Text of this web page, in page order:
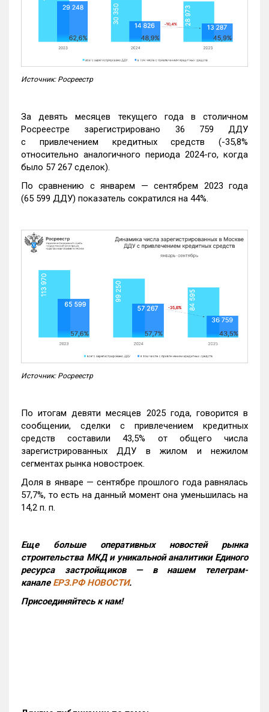
Источник: Росреестр
За девять месяцев текущего года в столичном
Росреестре зарегистрировано 36 759 ДДУ
с привлечением кредитных средств (-35,8%
относительно аналогичного периода 2024-го, когда
было 57 267 сделок).
По сравнению с январем — сентябрем 2023 года
(65 599 ДДУ) показатель сократился на 44%.
Источник: Росреестр
По итогам девяти месяцев 2025 года, говорится в
сообщении, сделки с привлечением кредитных
средств составили 43,5% от общего числа
зарегистрированных ДДУ в жилом и нежилом
сегментах рынка новостроек.
Доля в январе — сентябре прошлого года равнялась
57,7%, то есть на данный момент она уменьшилась на
14,2 п. п.
Еще больше оперативных новостей рынка
строительства МКД и уникальной аналитики Единого
ресурса застройщиков — в нашем телеграм-
канале ЕРЗ.РФ НОВОСТИ.
Присоединяйтесь к нам!